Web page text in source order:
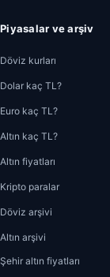
Piyasalar ve arşiv
Döviz kurları
Dolar kaç TL?
Euro kaç TL?
Altın kaç TL?
Altın fiyatları
Kripto paralar
Döviz arşivi
Altın arşivi
Şehir altın fiyatları